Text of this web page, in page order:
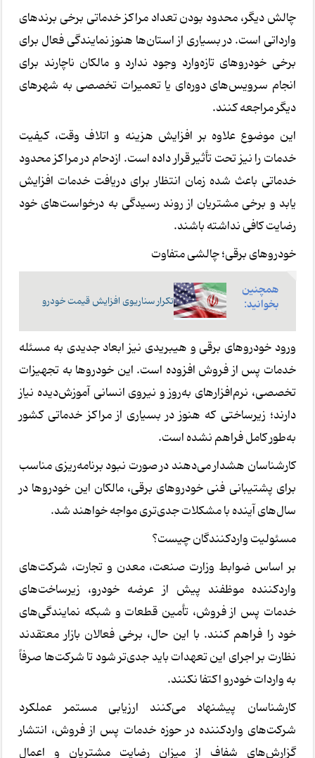
چالش دیگر، محدود بودن تعداد مراکز خدماتی برخی برندهای
وارداتی است. در بسیاری از استان‌ها هنوز نمایندگی فعال برای
برخی خودروهای تازه‌وارد وجود ندارد و مالکان ناچارند برای
انجام سرویس‌های دوره‌ای یا تعمیرات تخصصی به شهرهای
دیگر مراجعه کنند.
این موضوع علاوه بر افزایش هزینه و اتلاف وقت، کیفیت
خدمات را نیز تحت تأثیر قرار داده است. ازدحام در مراکز محدود
خدماتی باعث شده زمان انتظار برای دریافت خدمات افزایش
یابد و برخی مشتریان از روند رسیدگی به درخواست‌های خود
رضایت کافی نداشته باشند.
خودروهای برقی؛ چالشی متفاوت
همچنین
بخوانید:
تکرار سناریوی افزایش قیمت خودرو
ورود خودروهای برقی و هیبریدی نیز ابعاد جدیدی به مسئله
خدمات پس از فروش افزوده است. این خودروها به تجهیزات
تخصصی، نرم‌افزارهای به‌روز و نیروی انسانی آموزش‌دیده نیاز
دارند؛ زیرساختی که هنوز در بسیاری از مراکز خدماتی کشور
به‌طور کامل فراهم نشده است.
کارشناسان هشدار می‌دهند در صورت نبود برنامه‌ریزی مناسب
برای پشتیبانی فنی خودروهای برقی، مالکان این خودروها در
سال‌های آینده با مشکلات جدی‌تری مواجه خواهند شد.
مسئولیت واردکنندگان چیست؟
بر اساس ضوابط وزارت صنعت، معدن و تجارت، شرکت‌های
واردکننده موظفند پیش از عرضه خودرو، زیرساخت‌های
خدمات پس از فروش، تأمین قطعات و شبکه نمایندگی‌های
خود را فراهم کنند. با این حال، برخی فعالان بازار معتقدند
نظارت بر اجرای این تعهدات باید جدی‌تر شود تا شرکت‌ها صرفاً
به واردات خودرو اکتفا نکنند.
کارشناسان پیشنهاد می‌کنند ارزیابی مستمر عملکرد
شرکت‌های واردکننده در حوزه خدمات پس از فروش، انتشار
گزارش‌های شفاف از میزان رضایت مشتریان و اعمال